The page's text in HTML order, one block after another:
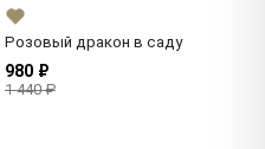
Розовый дракон в саду
980 ₽
1 440 ₽